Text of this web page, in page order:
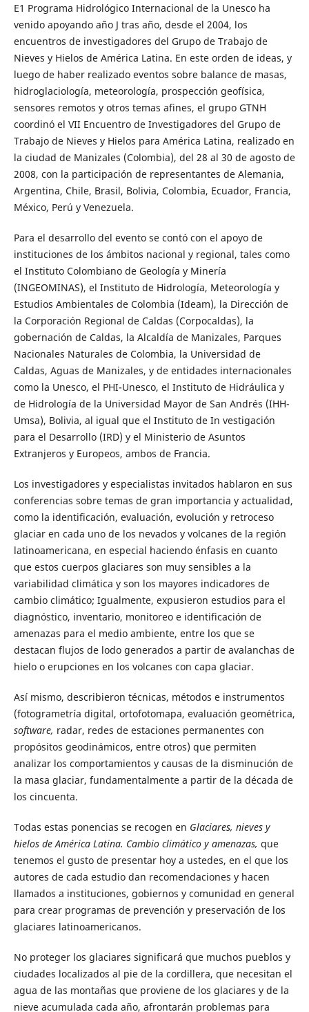
E1 Programa Hidrológico Internacional de la Unesco ha
venido apoyando año J tras año, desde el 2004, los
encuentros de investigadores del Grupo de Trabajo de
Nieves y Hielos de América Latina. En este orden de ideas, y
luego de haber realizado eventos sobre balance de masas,
hidroglaciología, meteorología, prospección geofísica,
sensores remotos y otros temas afines, el grupo GTNH
coordinó el VII Encuentro de Investigadores del Grupo de
Trabajo de Nieves y Hielos para América Latina, realizado en
la ciudad de Manizales (Colombia), del 28 al 30 de agosto de
2008, con la participación de representantes de Alemania,
Argentina, Chile, Brasil, Bolivia, Colombia, Ecuador, Francia,
México, Perú y Venezuela.
Para el desarrollo del evento se contó con el apoyo de
instituciones de los ámbitos nacional y regional, tales como
el Instituto Colombiano de Geología y Minería
(INGEOMINAS), el Instituto de Hidrología, Meteorología y
Estudios Ambientales de Colombia (Ideam), la Dirección de
la Corporación Regional de Caldas (Corpocaldas), la
gobernación de Caldas, la Alcaldía de Manizales, Parques
Nacionales Naturales de Colombia, la Universidad de
Caldas, Aguas de Manizales, y de entidades internacionales
como la Unesco, el PHI-Unesco, el Instituto de Hidráulica y
de Hidrología de la Universidad Mayor de San Andrés (IHH-
Umsa), Bolivia, al igual que el Instituto de In vestigación
para el Desarrollo (IRD) y el Ministerio de Asuntos
Extranjeros y Europeos, ambos de Francia.
Los investigadores y especialistas invitados hablaron en sus
conferencias sobre temas de gran importancia y actualidad,
como la identificación, evaluación, evolución y retroceso
glaciar en cada uno de los nevados y volcanes de la región
latinoamericana, en especial haciendo énfasis en cuanto
que estos cuerpos glaciares son muy sensibles a la
variabilidad climática y son los mayores indicadores de
cambio climático; Igualmente, expusieron estudios para el
diagnóstico, inventario, monitoreo e identificación de
amenazas para el medio ambiente, entre los que se
destacan flujos de lodo generados a partir de avalanchas de
hielo o erupciones en los volcanes con capa glaciar.
Así mismo, describieron técnicas, métodos e instrumentos
(fotogrametría digital, ortofotomapa, evaluación geométrica,
software, radar, redes de estaciones permanentes con
propósitos geodinámicos, entre otros) que permiten
analizar los comportamientos y causas de la disminución de
la masa glaciar, fundamentalmente a partir de la década de
los cincuenta.
Todas estas ponencias se recogen en Glaciares, nieves y
hielos de América Latina. Cambio climático y amenazas, que
tenemos el gusto de presentar hoy a ustedes, en el que los
autores de cada estudio dan recomendaciones y hacen
llamados a instituciones, gobiernos y comunidad en general
para crear programas de prevención y preservación de los
glaciares latinoamericanos.
No proteger los glaciares significará que muchos pueblos y
ciudades localizados al pie de la cordillera, que necesitan el
agua de las montañas que proviene de los glaciares y de la
nieve acumulada cada año, afrontarán problemas para